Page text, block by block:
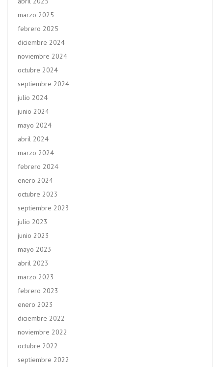
marzo 2025
febrero 2025
diciembre 2024
noviembre 2024
octubre 2024
septiembre 2024
julio 2024
junio 2024
mayo 2024
abril 2024
marzo 2024
febrero 2024
enero 2024
octubre 2023
septiembre 2023
julio 2023
junio 2023
mayo 2023
abril 2023
marzo 2023
febrero 2023
enero 2023
diciembre 2022
noviembre 2022
octubre 2022
septiembre 2022